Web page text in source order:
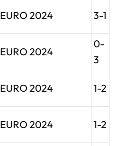
EURO 2024 3-1
EURO 2024
0-
3
EURO 2024 1-2
EURO 2024 1-2